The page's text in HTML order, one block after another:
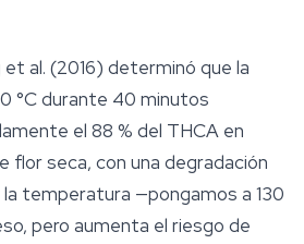
al. (2016) determinó que la
°C durante 40 minutos
el 88 % del THCA en
flor seca, con una degradación
la temperatura —pongamos a 130
pero aumenta el riesgo de